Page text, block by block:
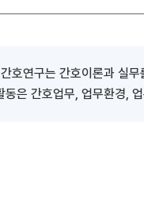
간호연구는 간호이론과 실
동은 간호업무, 업무환경,